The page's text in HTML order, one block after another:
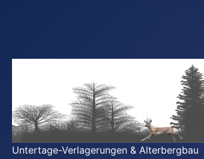
Untertage-Verlagerungen & Alterbergbau